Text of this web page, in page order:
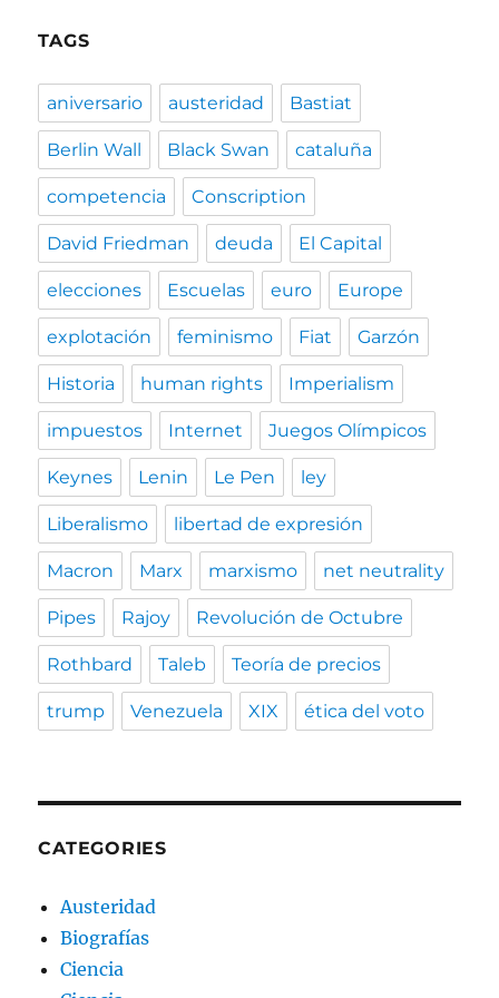
TAGS
aniversario austeridad Bastiat
Berlin Wall Black Swan cataluña
competencia Conscription
David Friedman deuda El Capital
elecciones Escuelas euro Europe
explotación feminismo Fiat Garzón
Historia human rights Imperialism
impuestos Internet Juegos Olímpicos
Keynes Lenin Le Pen ley
Liberalismo libertad de expresión
Macron Marx marxismo net neutrality
Pipes Rajoy Revolución de Octubre
Rothbard Taleb Teoría de precios
trump Venezuela XIX ética del voto
CATEGORIES
Austeridad
Biografías
Ciencia